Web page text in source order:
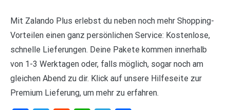
Mit Zalando Plus erlebst du neben noch mehr Shopping-
Vorteilen einen ganz persönlichen Service: Kostenlose,
schnelle Lieferungen. Deine Pakete kommen innerhalb
von 1-3 Werktagen oder, falls möglich, sogar noch am
gleichen Abend zu dir. Klick auf unsere Hilfeseite zur
Premium Lieferung, um mehr zu erfahren.